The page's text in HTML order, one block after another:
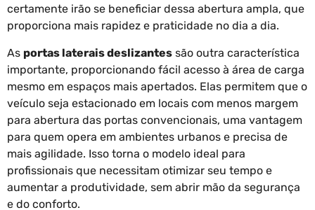
certamente irão se beneficiar dessa abertura ampla, que
proporciona mais rapidez e praticidade no dia a dia.
As portas laterais deslizantes são outra característica
importante, proporcionando fácil acesso à área de carga
mesmo em espaços mais apertados. Elas permitem que o
veículo seja estacionado em locais com menos margem
para abertura das portas convencionais, uma vantagem
para quem opera em ambientes urbanos e precisa de
mais agilidade. Isso torna o modelo ideal para
profissionais que necessitam otimizar seu tempo e
aumentar a produtividade, sem abrir mão da segurança
e do conforto.